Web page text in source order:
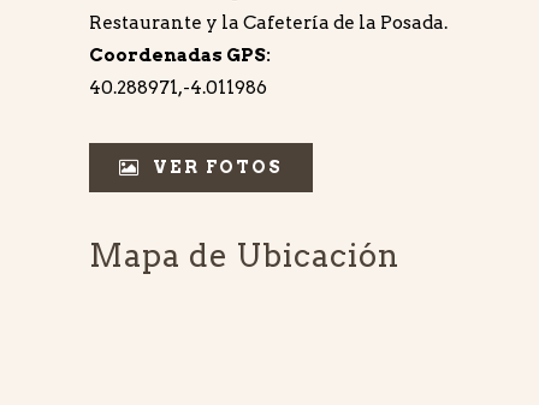
Restaurante y la Cafetería de la Posada.
Coordenadas GPS:
40.288971,-4.011986
VER FOTOS
Mapa de Ubicación